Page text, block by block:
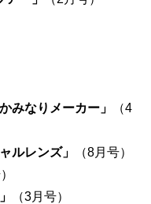
みなりメーカー」
（4
ルレンズ」
（8月号）
（3月号）